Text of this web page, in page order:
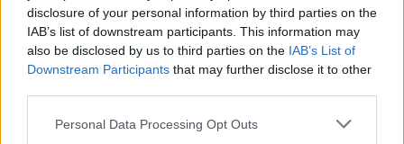
disclosure of your personal information by third parties on the
IAB’s list of downstream participants. This information may
also be disclosed by us to third parties on the IAB’s List of
Downstream Participants that may further disclose it to other
Personal Data Processing Opt Outs
egyenesen mozogna a nagyobb nyomású helyről az
alacsonyabb nyomású hely felé. A Föld forgása miatt azonban
a meginduló légáramlás eltérül ettől az egyenestől.
A Corioli-erő hatása: Az északi félgömbön az elvi iránytól a szél
D-i szélből Délnyugati majd Nyugati lesz